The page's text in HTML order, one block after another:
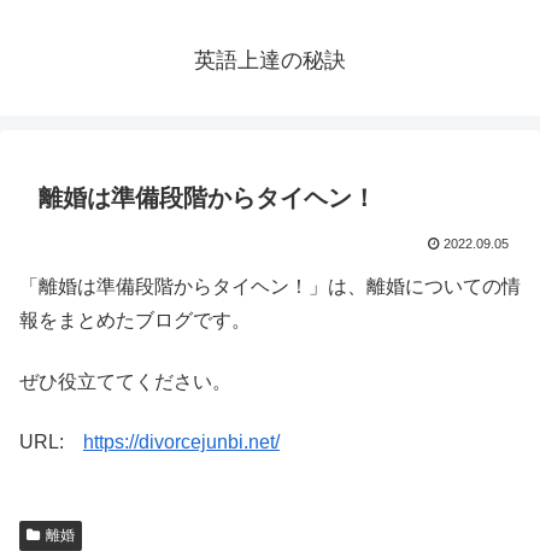
英語上達の秘訣
離婚は準備段階からタイヘン！
2022.09.05
「離婚は準備段階からタイヘン！」は、離婚についての情
報をまとめたブログです。
ぜひ役立ててください。
URL: https://divorcejunbi.net/
離婚